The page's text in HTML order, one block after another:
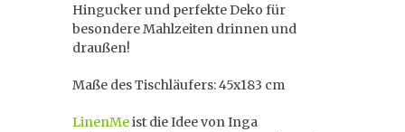
Hingucker und perfekte Deko für
besondere Mahlzeiten drinnen und
draußen!
Maße des Tischläufers: 45x183 cm
LinenMeist die Idee von Inga